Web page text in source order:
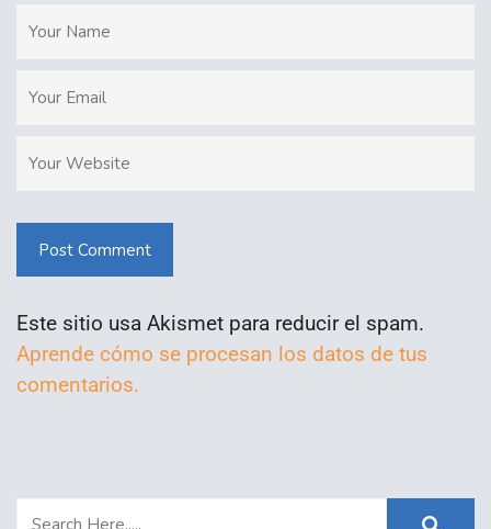
Post Comment
Este sitio usa Akismet para reducir el spam.
Aprende cómo se procesan los datos de tus
comentarios.